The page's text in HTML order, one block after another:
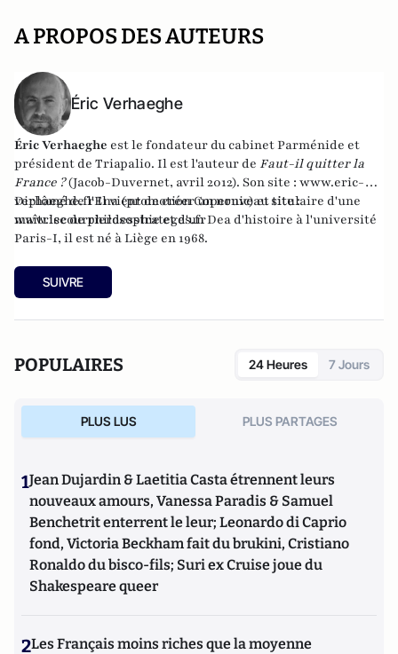
A PROPOS DES AUTEURS
Éric Verhaeghe
Éric Verhaeghe est le fondateur du cabinet Parménide et
président de Triapalio. Il est l'auteur de Faut-il quitter la
France ?(Jacob-Duvernet, avril 2012). Son site : www.eric-
verhaeghe.frIl vient de créer un nouveau site :
www.lecourrierdesstrateges.fr
Diplômé de l'Ena (promotion Copernic) et titulaire d'une
maîtrise de philosophie et d'un Dea d'histoire à l'université
Paris-I, il est né à Liège en 1968.
SUIVRE
POPULAIRES 24 Heures 7 Jours
PLUS LUS PLUS PARTAGES
1Jean Dujardin & Laetitia Casta étrennent leurs
nouveaux amours, Vanessa Paradis & Samuel
Benchetrit enterrent le leur; Leonardo di Caprio
fond, Victoria Beckham fait du brukini, Cristiano
Ronaldo du bisco-fils; Suri ex Cruise joue du
Shakespeare queer
2Les Français moins riches que la moyenne